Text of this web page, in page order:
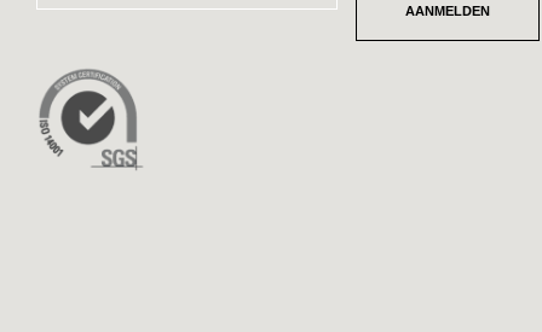
MAILADRES* AANMELDEN